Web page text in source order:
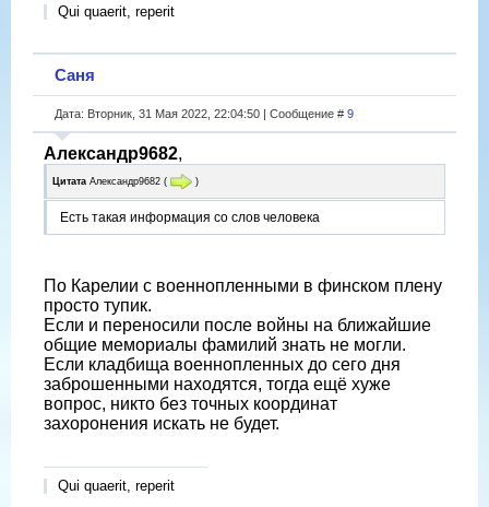
Qui quaerit, reperit
Саня
Дата: Вторник, 31 Мая 2022, 22:04:50 | Сообщение # 9
Александр9682,
Цитата Александр9682 ( )
Есть такая информация со слов человека
По Карелии с военнопленными в финском плену
просто тупик.
Если и переносили после войны на ближайшие
общие мемориалы фамилий знать не могли.
Если кладбища военнопленных до сего дня
заброшенными находятся, тогда ещё хуже
вопрос, никто без точных координат
захоронения искать не будет.
Qui quaerit, reperit